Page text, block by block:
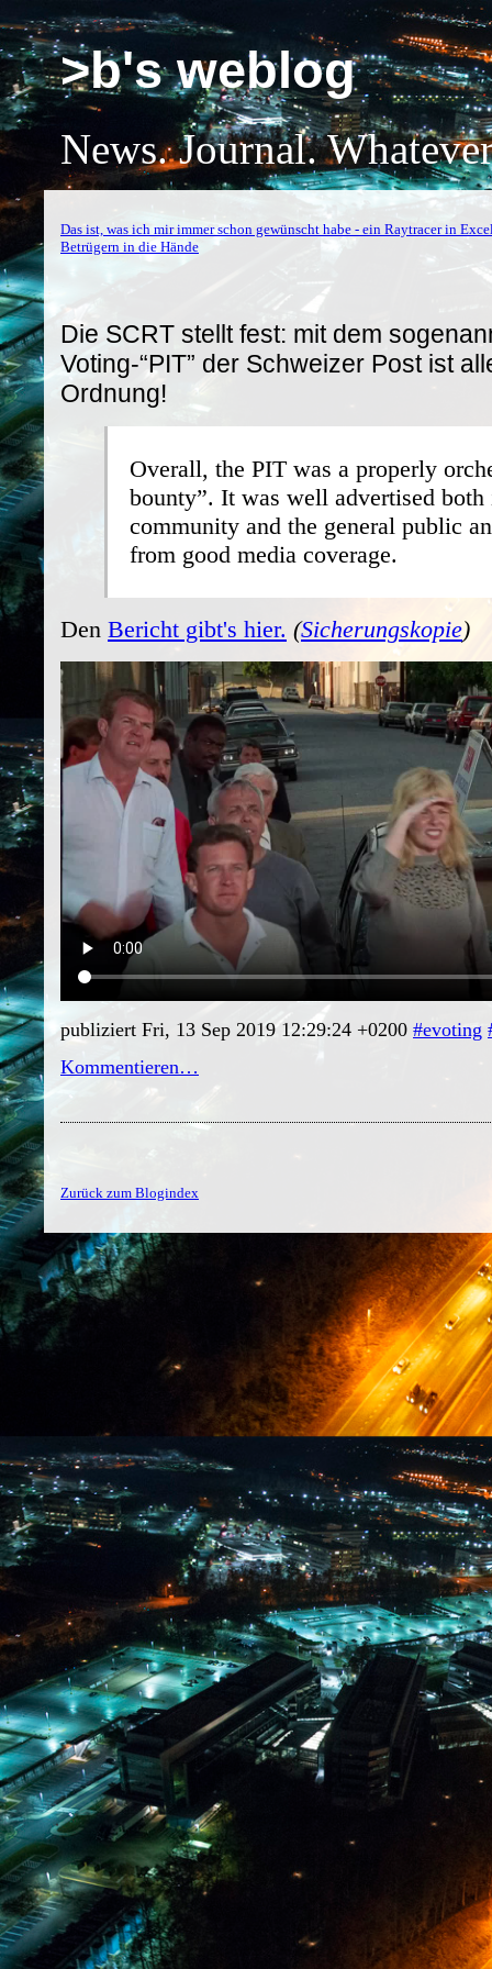
>b's weblog
News. Journal.
Das ist, was ich mir immer schon gewünscht habe - ein Raytracer in
Betrügern in die Hände
Die SCRT stellt fest: mit dem
Voting-“PIT” der Schweizer Post ist
Ordnung!
Overall, the PIT was a properly
bounty”. It was well advertised
community and the general public
from good media coverage.
Den Bericht gibt's hier. (Sicherungskopie)
publiziert Fri, 13 Sep 2019 12:29:24 +0200 #evoting
Kommentieren…
Zurück zum Blogindex